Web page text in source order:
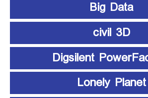
Big Data
civil 3D
Digsilent
Lonely Planet